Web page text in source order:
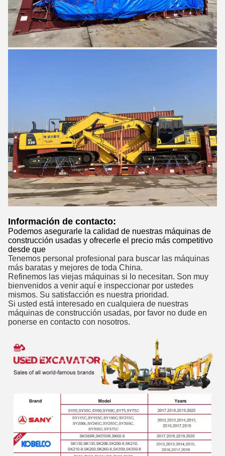
Información de contacto:
Podemos asegurarle la calidad de nuestras máquinas de
construcción usadas y ofrecerle el precio más competitivo
desde que
Tenemos personal profesional para buscar las máquinas
más baratas y mejores de toda China.
Refinemos las viejas máquinas si lo necesitan. Son muy
bienvenidos a venir aquí e inspeccionar por ustedes
mismos. Su satisfacción es nuestra prioridad.
Si usted está interesado en cualquiera de nuestras
máquinas de construcción usadas, por favor no dude en
ponerse en contacto con nosotros.